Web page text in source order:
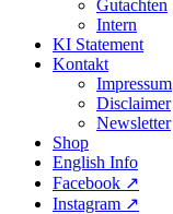
Gutachten
Intern
KI Statement
Kontakt
Impressum
Disclaimer
Newsletter
Shop
English Info
Facebook ↗︎
Instagram ↗︎